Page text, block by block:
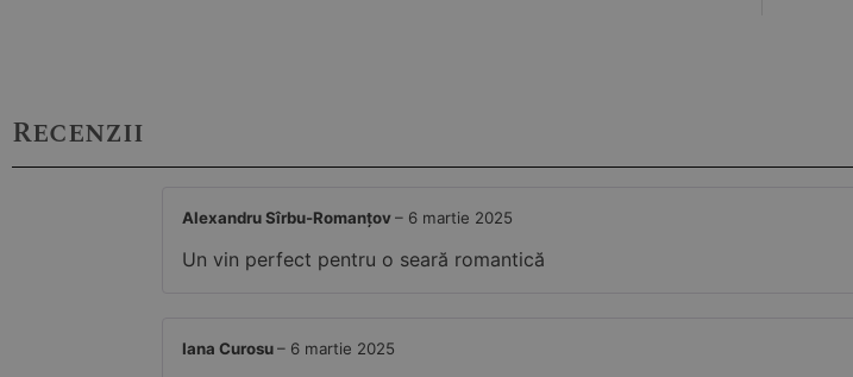
Recenzii
Alexandru Sîrbu-Romanțov– 6 martie 2025
Un vin perfect pentru o seară romantică
Iana Curosu– 6 martie 2025